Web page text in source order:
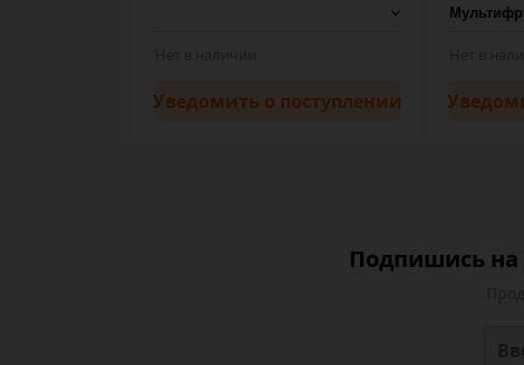
Уведомить о поступлении
Подпишись на